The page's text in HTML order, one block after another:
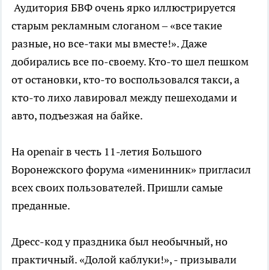
Аудитория БВФ очень ярко иллюстрируется
старым рекламным слоганом – «все такие
разные, но все-таки мы вместе!». Даже
добирались все по-своему. Кто-то шел пешком
от остановки, кто-то воспользовался такси, а
кто-то лихо лавировал между пешеходами и
авто, подъезжая на байке.
На openair в честь 11-летия Большого
Воронежского форума «именинник» пригласил
всех своих пользователей. Пришли самые
преданные.
Дресс-код у праздника был необычный, но
практичный. «Долой каблуки!», - призывали